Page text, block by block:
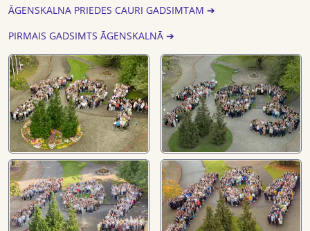
ĀGENSKALNA PRIEDES CAURI GADSIMTAM ➔
PIRMAIS GADSIMTS ĀGENSKALNĀ ➔